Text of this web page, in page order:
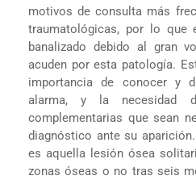
motivos de consulta más
traumatológicas, por lo que
banalizado debido al gran
acuden por esta patología.
importancia de conocer y
alarma, y la necesidad
complementarias que sean
diagnóstico ante su
es aquella lesión ósea
zonas óseas o no tras seis